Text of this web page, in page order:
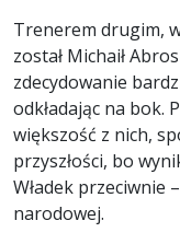
Trenerem drugim,
został Michaił
zdecydowanie
odkładając na bok.
większość z nich,
przyszłości, bo
Władek przeciwnie
narodowej.